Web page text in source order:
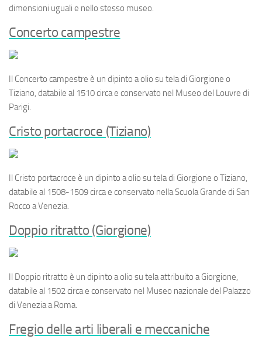
dimensioni uguali e nello stesso museo.
Concerto campestre
Il Concerto campestre è un dipinto a olio su tela di Giorgione o
Tiziano, databile al 1510 circa e conservato nel Museo del Louvre di
Parigi.
Cristo portacroce (Tiziano)
Il Cristo portacroce è un dipinto a olio su tela di Giorgione o Tiziano,
databile al 1508-1509 circa e conservato nella Scuola Grande di San
Rocco a Venezia.
Doppio ritratto (Giorgione)
Il Doppio ritratto è un dipinto a olio su tela attribuito a Giorgione,
databile al 1502 circa e conservato nel Museo nazionale del Palazzo
di Venezia a Roma.
Fregio delle arti liberali e meccaniche